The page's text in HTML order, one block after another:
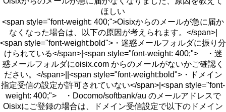
ほしい
<span style="font-weight: 400;">Oisixからのメールが急に届か
なくなった場合は、以下の原因が考えられます。</span>|
<span style="font-weight:bold">・迷惑メールフォルダに振り分
けられている</span>|<span style="font-weight: 400;"> ・迷
惑メールフォルダにoisix.com からのメールがないかご確認く
ださい。</span>||<span style="font-weight:bold">・ドメイン
指定受信の設定が許可されていない</span>|<span style="font-
weight: 400;"> ・Docomo/softbank/au のメールアドレスで
Oisixにご登録の場合は、ドメイン受信設定で以下のドメイン